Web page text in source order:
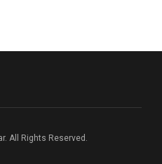
All Rights Reserved.